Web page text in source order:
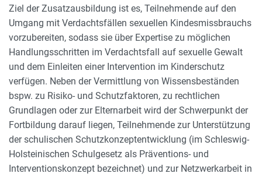
Ziel der Zusatzausbildung ist es, Teilnehmende auf den
Umgang mit Verdachtsfällen sexuellen Kindesmissbrauchs
vorzubereiten, sodass sie über Expertise zu möglichen
Handlungsschritten im Verdachtsfall auf sexuelle Gewalt
und dem Einleiten einer Intervention im Kinderschutz
verfügen. Neben der Vermittlung von Wissensbeständen
bspw. zu Risiko- und Schutzfaktoren, zu rechtlichen
Grundlagen oder zur Elternarbeit wird der Schwerpunkt der
Fortbildung darauf liegen, Teilnehmende zur Unterstützung
der schulischen Schutzkonzeptentwicklung (im Schleswig-
Holsteinischen Schulgesetz als Präventions- und
Interventionskonzept bezeichnet) und zur Netzwerkarbeit in